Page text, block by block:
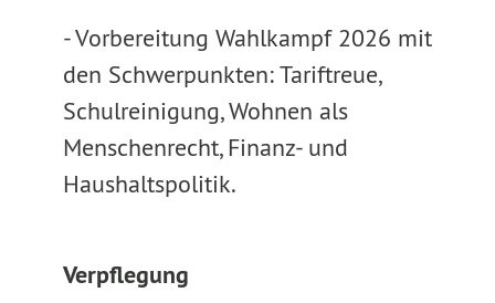
- Vorbereitung Wahlkampf 2026 mit
den Schwerpunkten: Tariftreue,
Schulreinigung, Wohnen als
Menschenrecht, Finanz- und
Haushaltspolitik.
Verpflegung